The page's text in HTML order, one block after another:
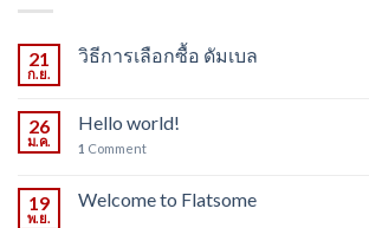
21
ก.ย.
วิธีการเลือกซื้อ ดัมเบล
26
ม.ค.
Hello world!
1 Comment
19
พ.ย.
Welcome to Flatsome